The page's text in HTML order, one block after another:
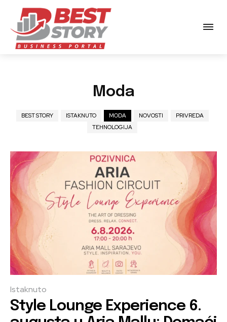
Moda
BEST STORY ISTAKNUTO MODA NOVOSTI
PRIVREDA
TEHNOLOGIJA
Istaknuto
Style Lounge Experience 6.